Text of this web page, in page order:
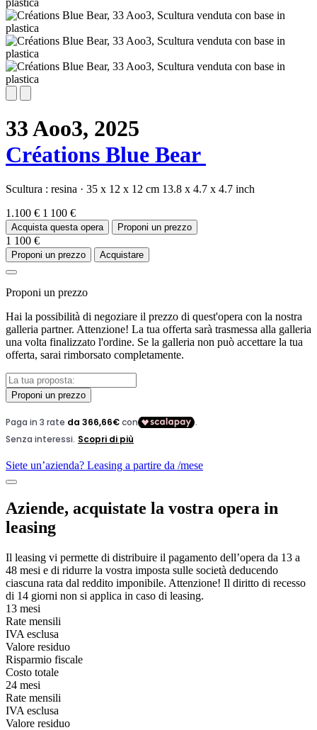
33 Aoo3, 2025
Créations Blue Bear
Scultura : resina · 35 x 12 x 12 cm 13.8 x 4.7 x 4.7 inch
1.100 € 1 100 €
Acquista questa opera Proponi un prezzo
1 100 €
Proponi un prezzo Acquistare
Proponi un prezzo
Hai la possibilità di negoziare il prezzo di quest'opera con la nostra
galleria partner. Attenzione! La tua offerta sarà trasmessa alla galleria
una volta finalizzato l'ordine. Se la galleria non può accettare la tua
offerta, sarai rimborsato completamente.
Proponi un prezzo
Siete un’azienda? Leasing a partire da /mese
Aziende, acquistate la vostra opera in
leasing
Il leasing vi permette di distribuire il pagamento dell’opera da 13 a
48 mesi e di ridurre la vostra imposta sulle società deducendo
ciascuna rata dal reddito imponibile. Attenzione! Il diritto di recesso
di 14 giorni non si applica in caso di leasing.
13 mesi
Rate mensili
IVA esclusa
Valore residuo
Risparmio fiscale
Costo totale
24 mesi
Rate mensili
IVA esclusa
Valore residuo